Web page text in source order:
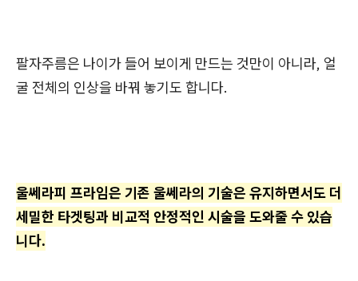
팔자주름은 나이가 들어 보이게 만드는 것만이 아니라, 얼
굴 전체의 인상을 바꿔 놓기도 합니다.
울쎄라피 프라임은 기존 울쎄라의 기술은 유지하면서도 더
세밀한 타겟팅과 비교적 안정적인 시술을 도와줄 수 있습
니다.